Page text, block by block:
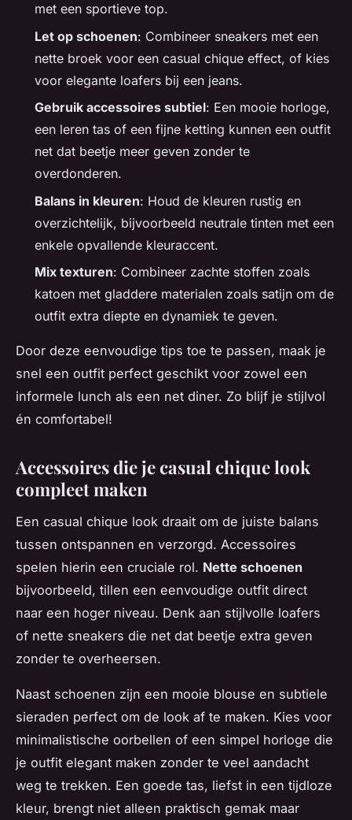
met een sportieve top.
Let op schoenen: Combineer sneakers met een
nette broek voor een casual chique effect, of kies
voor elegante loafers bij een jeans.
Gebruik accessoires subtiel: Een mooie horloge,
een leren tas of een fijne ketting kunnen een outfit
net dat beetje meer geven zonder te
overdonderen.
Balans in kleuren: Houd de kleuren rustig en
overzichtelijk, bijvoorbeeld neutrale tinten met een
enkele opvallende kleuraccent.
Mix texturen: Combineer zachte stoffen zoals
katoen met gladdere materialen zoals satijn om de
outfit extra diepte en dynamiek te geven.
Door deze eenvoudige tips toe te passen, maak je
snel een outfit perfect geschikt voor zowel een
informele lunch als een net diner. Zo blijf je stijlvol
én comfortabel!
Accessoires die je casual chique look
compleet maken
Een casual chique look draait om de juiste balans
tussen ontspannen en verzorgd. Accessoires
spelen hierin een cruciale rol. Nette schoenen
bijvoorbeeld, tillen een eenvoudige outfit direct
naar een hoger niveau. Denk aan stijlvolle loafers
of nette sneakers die net dat beetje extra geven
zonder te overheersen.
Naast schoenen zijn een mooie blouse en subtiele
sieraden perfect om de look af te maken. Kies voor
minimalistische oorbellen of een simpel horloge die
je outfit elegant maken zonder te veel aandacht
weg te trekken. Een goede tas, liefst in een tijdloze
kleur, brengt niet alleen praktisch gemak maar